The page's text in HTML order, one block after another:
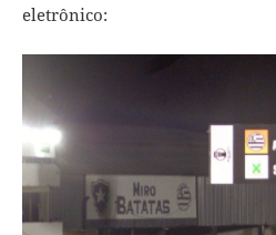
eletrônico: